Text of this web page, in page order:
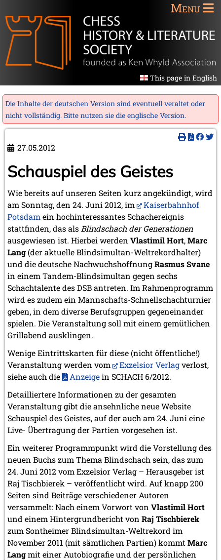
Menu
This page in English
Die Inhalte der deutschen Version sind eventuell veraltet oder
nicht vollständig. Bitte nutzen sie die englische Version.
27.05.2012
Schauspiel des Geistes
Wie bereits auf unseren Seiten kurz angekündigt, wird
am Sonntag, den 24. Juni 2012, im
Kaiserbahnhof
Potsdam ein hochinteressantes Schachereignis
stattfinden, das als Blindschach der Generationen
ausgewiesen ist. Hierbei werden Vlastimil Hort,Marc
Lang(der aktuelle Blindsimultan-Weltrekordhalter)
und die deutsche NachwuchshoffnungRasmus Svane
in einem Tandem-Blindsimultan gegen sechs
Schachtalente des DSB antreten. Im Rahmenprogramm
wird es zudem ein Mannschafts-Schnellschachturnier
geben, in dem diverse Berufsgruppen gegeneinander
spielen. Die Veranstaltung soll mit einem gemütlichen
Grillabend ausklingen.
Wenige Eintrittskarten für diese (nicht öffentliche!)
Veranstaltung werden vom
Exzelsior Verlagverlost,
siehe auch die
Anzeigein SCHACH 6/2012.
Detailliertere Informationen zu der gesamten
Veranstaltung gibt die ansehnliche neue Website
Schauspiel des Geistes, auf der auch am 24. Juni eine
Live- Übertragung der Partien vorgesehen ist.
Ein weiterer Programmpunkt wird die Vorstellung des
neuen Buchs zum Thema Blindschach sein, das zum
24. Juni 2012 vom Exzelsior Verlag – Herausgeber ist
Raj Tischbierek – veröffentlicht wird. Auf knapp 200
Seiten sind Beiträge verschiedener Autoren
versammelt: Nach einem Vorwort von Vlastimil Hort
und einem Hintergrundbericht von Raj Tischbierek
zum Sontheimer Blindsimultan-Weltrekord im
November 2011 (mit sämtlichen Partien) kommt Marc
Langmit einer Autobiografie und der persönlichen